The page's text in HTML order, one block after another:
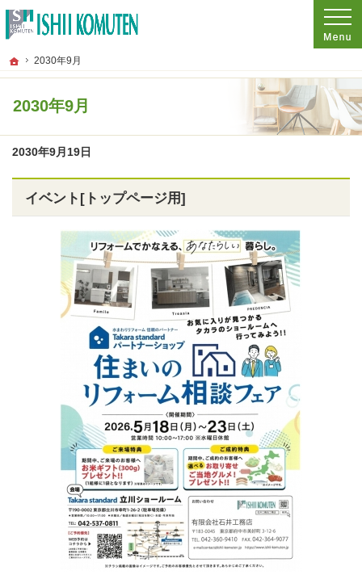
ホーム
2030年9月
2030年9月
プロの目線からご提案。東京都府中市の注文住宅・新築戸建てを手がける工務店
東京都府中市の新築・注文住宅・新築戸建てを手がける工務店なら石井工務店
2030年9月19日
イベント[トップページ用]